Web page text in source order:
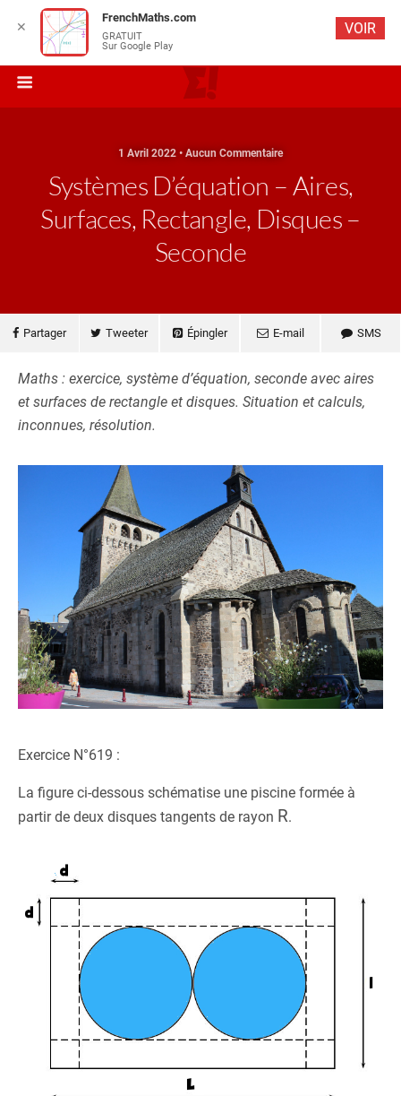
1 Avril 2022 • Aucun Commentaire
Systèmes D’équation – Aires,
Surfaces, Rectangle, Disques –
Seconde
Partager Tweeter Épingler E-mail SMS
Maths : exercice, système d’équation, seconde avec aires
et surfaces de rectangle et disques. Situation et calculs,
inconnues, résolution.
Exercice N°619 :
La figure ci-dessous schématise une piscine formée à
partir de deux disques tangents de rayon R.
✕
FrenchMaths.com
GRATUIT
Sur Google Play
VOIR